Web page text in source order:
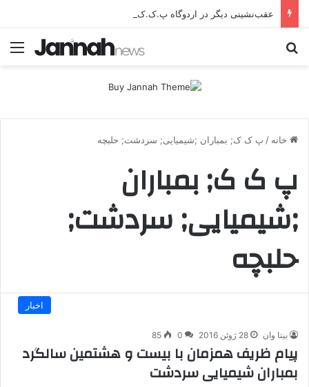
خانه / پ ک ک; بمباران ;شیمیایی; سردشت; حلبچه
پ ک ک; بمباران
;شیمیایی; سردشت;
حلبچه
اخبار
بیتا وان 28 ژوئن 2016 0
85
پیام ظریف همزمان با بیست و هشتمین سالگرد
بمباران شیمیایی سردشت